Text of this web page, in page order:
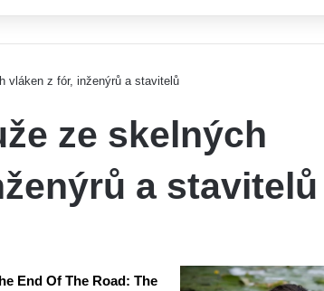
vláken z fór, inženýrů a stavitelů
ze skelných
a stavitelů